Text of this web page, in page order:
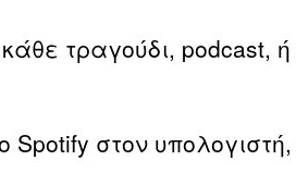
τραγούδι,
Spotify στον